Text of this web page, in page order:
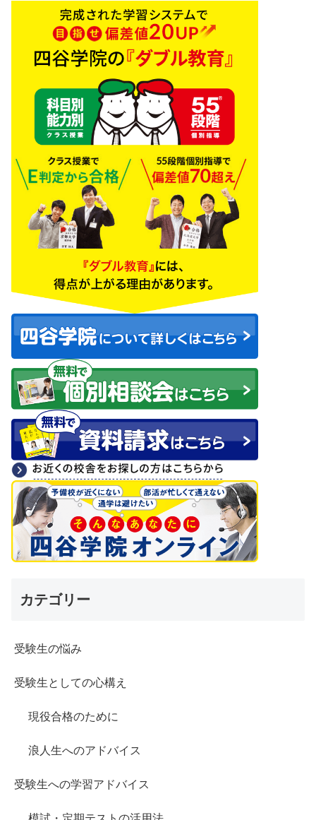
カテゴリー
受験生の悩み
受験生としての心構え
現役合格のために
浪人生へのアドバイス
受験生への学習アドバイス